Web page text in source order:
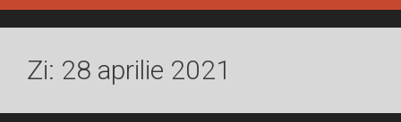
Zi: 28 aprilie 2021